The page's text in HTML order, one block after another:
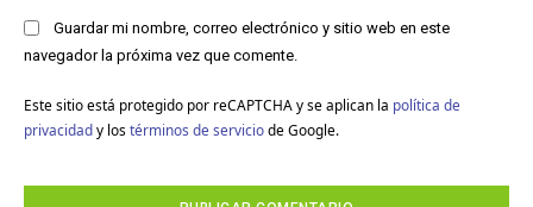
Guardar mi nombre, correo electrónico y sitio web en este
navegador la próxima vez que comente.
Este sitio está protegido por reCAPTCHA y se aplican la política de
privacidady los términos de serviciode Google.